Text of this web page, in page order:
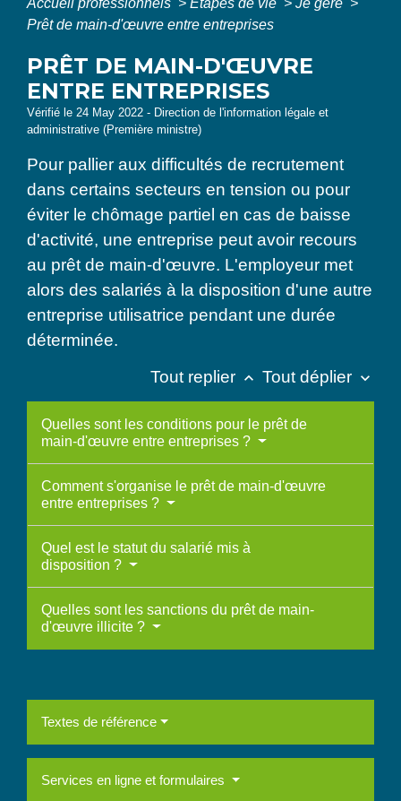
Prêt de main-d'œuvre entre entreprises
PRÊT DE MAIN-D'ŒUVRE
ENTRE ENTREPRISES
Vérifié le 24 May 2022 - Direction de l'information légale et
administrative (Première ministre)
Pour pallier aux difficultés de recrutement
dans certains secteurs en tension ou pour
éviter le chômage partiel en cas de baisse
d'activité, une entreprise peut avoir recours
au prêt de main-d'œuvre. L'employeur met
alors des salariés à la disposition d'une autre
entreprise utilisatrice pendant une durée
déterminée.
Tout replier keyboard_arrow_up Tout déplier keyboard_arrow_down
Quelles sont les conditions pour le prêt de
main-d'œuvre entre entreprises ?
Comment s'organise le prêt de main-d'œuvre
entre entreprises ?
Quel est le statut du salarié mis à
disposition ?
Quelles sont les sanctions du prêt de main-
d'œuvre illicite ?
Textes de référence
Services en ligne et formulaires